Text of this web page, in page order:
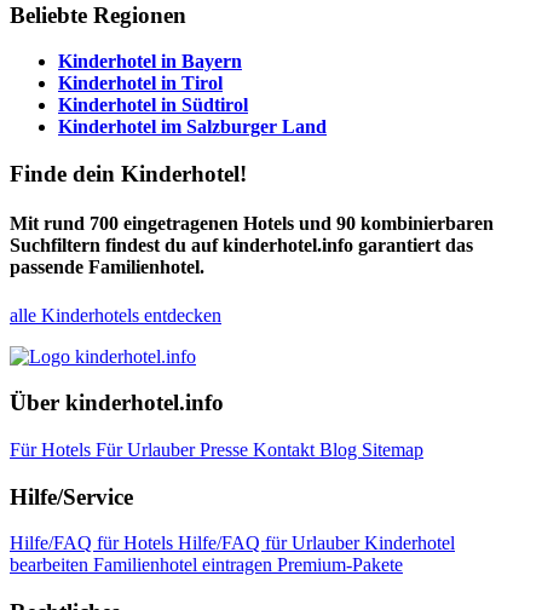
Beliebte Regionen
Kinderhotel in Bayern
Kinderhotel in Tirol
Kinderhotel in Südtirol
Kinderhotel im Salzburger Land
Finde dein Kinderhotel!
Mit rund 700 eingetragenen Hotels und 90 kombinierbaren
Suchfiltern findest du auf kinderhotel.info garantiert das
passende Familienhotel.
alle Kinderhotels entdecken
Über kinderhotel.info
Für Hotels Für UrlauberPresse Kontakt Blog Sitemap
Hilfe/Service
Hilfe/FAQ für Hotels Hilfe/FAQ für UrlauberKinderhotel
bearbeiten Familienhotel eintragen Premium-Pakete